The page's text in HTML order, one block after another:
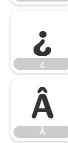
¿
¿
Â
Â